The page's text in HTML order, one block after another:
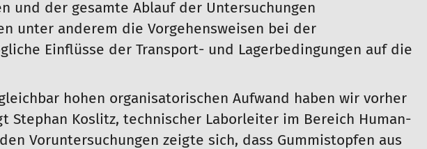
und der gesamte Ablauf der Untersuchungen
unter anderem die Vorgehensweisen bei der
Einflüsse der Transport- und Lagerbedingungen auf die
hohen organisatorischen Aufwand haben wir vorher
Stephan Koslitz, technischer Laborleiter im Bereich Human-
Voruntersuchungen zeigte sich, dass Gummistopfen aus